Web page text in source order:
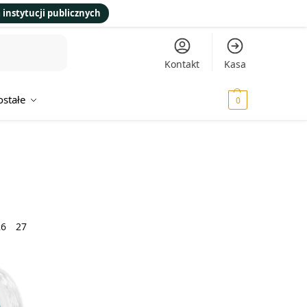
instytucji publicznych
Kontakt Kasa
0
27